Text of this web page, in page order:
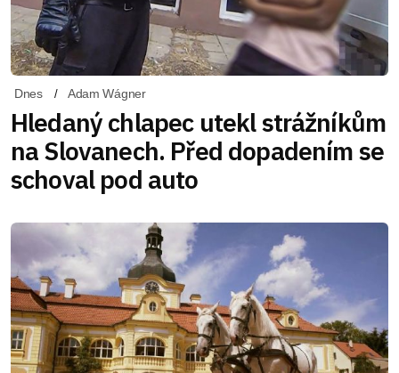
Dnes Adam Wágner
Hledaný chlapec utekl strážníkům
na Slovanech. Před dopadením se
schoval pod auto